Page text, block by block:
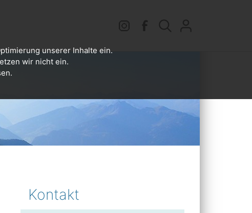
Kontakt
unserer Inhalte ein.
wir nicht ein.